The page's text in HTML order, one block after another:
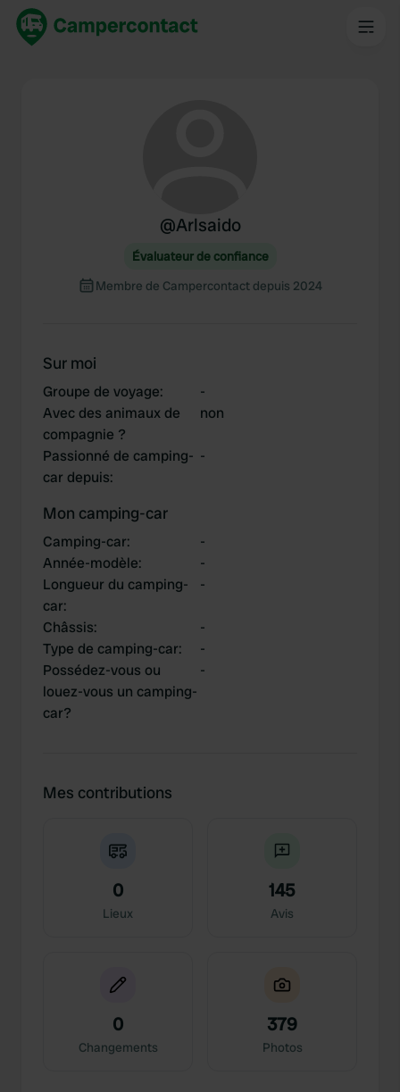
@Arlsaido
Évaluateur de confiance
Membre de Campercontact depuis 2024
Sur moi
Groupe de voyage:
-
Avec des animaux de
compagnie ?
non
Passionné de camping-
car depuis:
-
Mon camping-car
Camping-car:
-
Année-modèle:
-
Longueur du camping-
car:
-
Châssis:
-
Type de camping-car:
-
Possédez-vous ou
louez-vous un camping-
car?
-
Mes contributions
0
Lieux
145
Avis
0
Changements
379
Photos